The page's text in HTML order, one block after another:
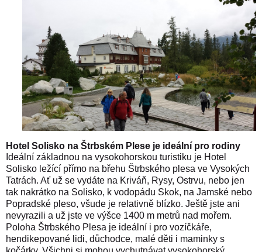
Hotel Solisko na Štrbském Plese je ideální pro rodiny
Ideální základnou na vysokohorskou turistiku je Hotel
Solisko ležící přímo na břehu Štrbského plesa ve Vysokých
Tatrách. Ať už se vydáte na Kriváň, Rysy, Ostrvu, nebo jen
tak nakrátko na Solisko, k vodopádu Skok, na Jamské nebo
Popradské pleso, všude je relativně blízko. Ještě jste ani
nevyrazili a už jste ve výšce 1400 m metrů nad mořem.
Poloha Štrbského Plesa je ideální i pro vozíčkáře,
hendikepované lidi, důchodce, malé děti i maminky s